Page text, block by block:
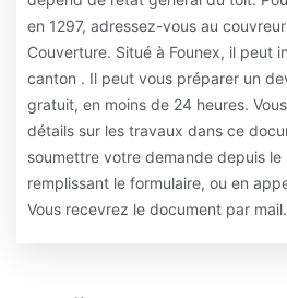
en 1297, adressez-vous au couvreur
Couverture. Situé à Founex, il peut
canton . Il peut vous préparer un
gratuit, en moins de 24 heures.
détails sur les travaux dans ce
soumettre votre demande depuis
remplissant le formulaire, ou en
Vous recevrez le document par mail.